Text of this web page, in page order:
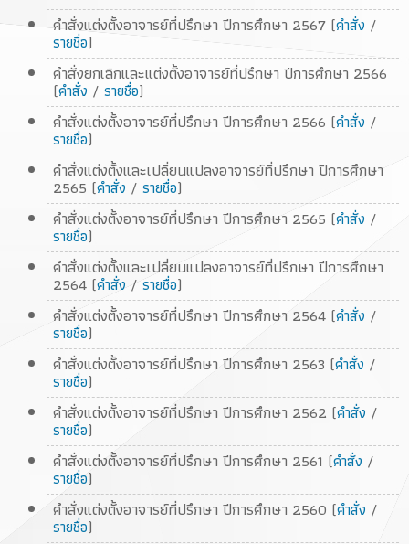
คำสั่งแต่งตั้งอาจารย์ที่ปรึกษา ปีการศึกษา 2567 (คำสั่ง /
รายชื่อ)
คำสั่งยกเลิกและแต่งตั้งอาจารย์ที่ปรึกษา ปีการศึกษา 2566
(คำสั่ง /รายชื่อ)
คำสั่งแต่งตั้งอาจารย์ที่ปรึกษา ปีการศึกษา 2566 (คำสั่ง /
รายชื่อ)
คำสั่งแต่งตั้งและเปลี่ยนแปลงอาจารย์ที่ปรึกษา ปีการศึกษา
2565 (คำสั่ง /รายชื่อ)
คำสั่งแต่งตั้งอาจารย์ที่ปรึกษา ปีการศึกษา 2565 (คำสั่ง /
รายชื่อ)
คำสั่งแต่งตั้งและเปลี่ยนแปลงอาจารย์ที่ปรึกษา ปีการศึกษา
2564 (คำสั่ง /รายชื่อ)
คำสั่งแต่งตั้งอาจารย์ที่ปรึกษา ปีการศึกษา 2564 (คำสั่ง /
รายชื่อ)
คำสั่งแต่งตั้งอาจารย์ที่ปรึกษา ปีการศึกษา 2563 (คำสั่ง /
รายชื่อ)
คำสั่งแต่งตั้งอาจารย์ที่ปรึกษา ปีการศึกษา 2562 (คำสั่ง /
รายชื่อ)
คำสั่งแต่งตั้งอาจารย์ที่ปรึกษา ปีการศึกษา 2561 (คำสั่ง /
รายชื่อ)
คำสั่งแต่งตั้งอาจารย์ที่ปรึกษา ปีการศึกษา 2560 (คำสั่ง /
รายชื่อ)